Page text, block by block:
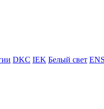
DKC IEK Белый свет